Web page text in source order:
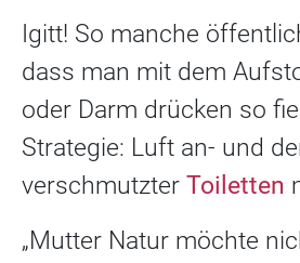
Igitt! So manche
dass man mit dem
oder Darm drücken so
Strategie: Luft an- und
verschmutzter Toiletten
„Mutter Natur möchte